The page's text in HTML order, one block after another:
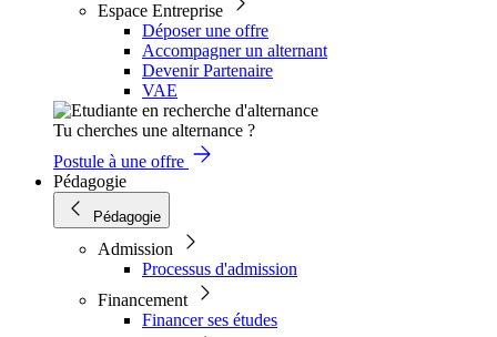
Espace Entreprise
Déposer une offre
Accompagner un alternant
Devenir Partenaire
VAE
Tu cherches une alternance ?
Postule à une offre
Pédagogie
Pédagogie
Admission
Processus d'admission
Financement
Financer ses études